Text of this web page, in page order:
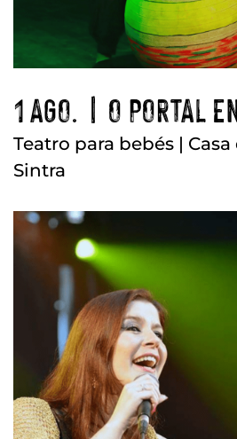
1 AGO. | O PORTAL
Teatro para bebés |
Sintra